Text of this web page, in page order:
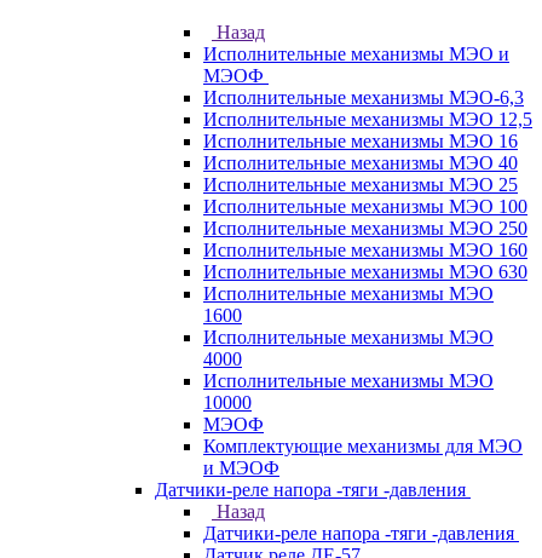
Назад
Исполнительные механизмы МЭО и
МЭОФ
Исполнительные механизмы МЭО-6,3
Исполнительные механизмы МЭО 12,5
Исполнительные механизмы МЭО 16
Исполнительные механизмы МЭО 40
Исполнительные механизмы МЭО 25
Исполнительные механизмы МЭО 100
Исполнительные механизмы МЭО 250
Исполнительные механизмы МЭО 160
Исполнительные механизмы МЭО 630
Исполнительные механизмы МЭО
1600
Исполнительные механизмы МЭО
4000
Исполнительные механизмы МЭО
10000
МЭОФ
Комплектующие механизмы для МЭО
и МЭОФ
Датчики-реле напора -тяги -давления
Назад
Датчики-реле напора -тяги -давления